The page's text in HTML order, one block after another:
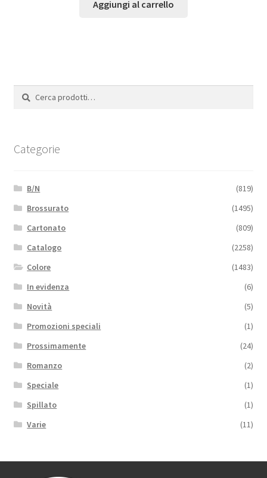
Aggiungi al carrello
Cerca:
Cerca
Categorie
B/N
(819)
Brossurato
(1495)
Cartonato
(809)
Catalogo
(2258)
Colore
(1483)
In evidenza
(6)
Novità
(5)
Promozioni speciali
(1)
Prossimamente
(24)
Romanzo
(2)
Speciale
(1)
Spillato
(1)
Varie
(11)